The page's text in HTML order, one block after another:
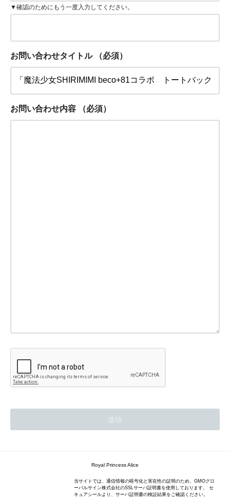
▼確認のためにもう一度入力してください。
お問い合わせタイトル （必須）
お問い合わせ内容 （必須）
Royal Princess Alice
当サイトでは、通信情報の暗号化と実在性の証明のため、GMOグロ
ーバルサイン株式会社のSSLサーバ証明書を使用しております。 セ
キュアシールより、サーバ証明書の検証結果をご確認ください。